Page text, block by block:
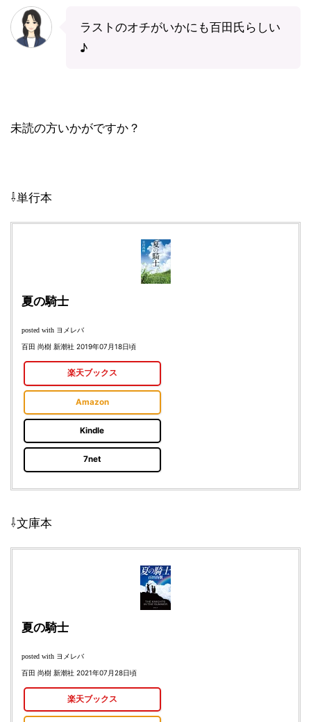
ラストのオチがいかにも百田氏らしい
♪
未読の方いかがですか？
⇩単行本
夏の騎士
posted with ヨメレバ
百田 尚樹 新潮社 2019年07月18日頃
楽天ブックス
Amazon
Kindle
7net
⇩文庫本
夏の騎士
posted with ヨメレバ
百田 尚樹 新潮社 2021年07月28日頃
楽天ブックス